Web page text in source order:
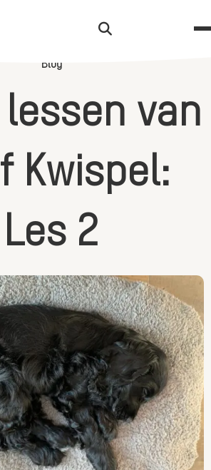
Zoekknop
Blog
lessen van
f Kwispel:
Les 2